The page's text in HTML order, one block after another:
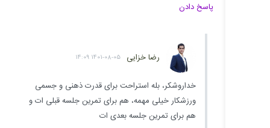
پاسخ دادن
رضا خزایی 1401-08-05 14:09
خداروشکر، بله استراحت برای قدرت ذهنی و جسمی
ورزشکار خیلی مهمه، هم برای تمرین جلسه قبلی ات و
هم برای تمرین جلسه بعدی ات